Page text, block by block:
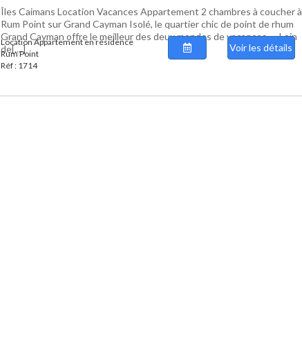
Îles Caimans Location Vacances Appartement 2 chambres à coucher à
Rum Point sur Grand Cayman Isolé, le quartier chic de point de rhum
Grand Cayman offre le meilleur des deux mondes de vacances .... Loin
de[....]
Location Appartement en résidence
Rum Point
Réf : 1714
Voir les détails